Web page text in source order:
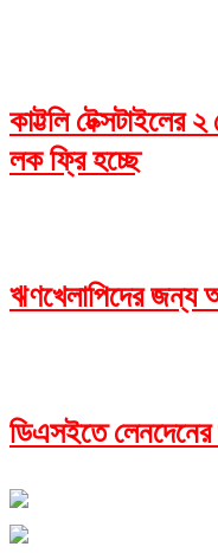
কাট্টলি টেক্সটাইলের
লক ফ্রি হচ্ছে
ঋণখেলাপিদের জন্য
ডিএসইতে লেনদেনের